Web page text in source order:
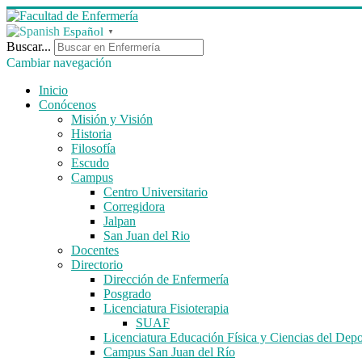
Español ▼
Buscar...
Cambiar navegación
Inicio
Conócenos
Misión y Visión
Historia
Filosofía
Escudo
Campus
Centro Universitario
Corregidora
Jalpan
San Juan del Rio
Docentes
Directorio
Dirección de Enfermería
Posgrado
Licenciatura Fisioterapia
SUAF
Licenciatura Educación Física y Ciencias del
Campus San Juan del Río